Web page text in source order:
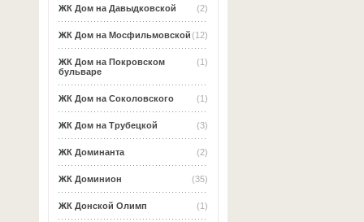
(2)
ЖК Дом на Давыдковской
(12)
ЖК Дом на Мосфильмовской
(1)
ЖК Дом на Покровском
бульваре
(1)
ЖК Дом на Соколовского
(3)
ЖК Дом на Трубецкой
(2)
ЖК Доминанта
(35)
ЖК Доминион
(1)
ЖК Донской Олимп